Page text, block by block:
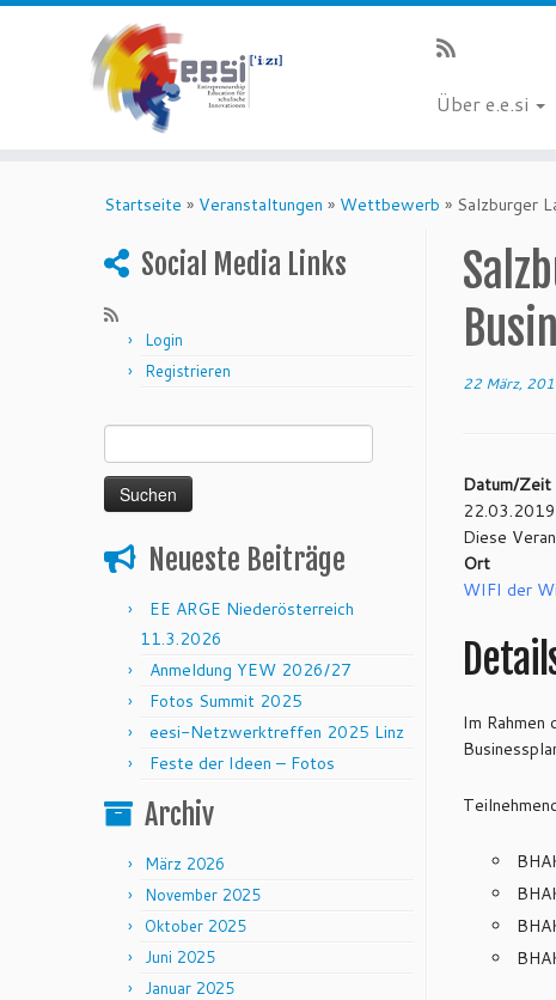
Über e.e.si
Startseite » Veranstaltungen » Wettbewerb » Salzburger
Social Media Links
Login
Registrieren
Neueste Beiträge
EE ARGE Niederösterreich
11.3.2026
Anmeldung YEW 2026/27
Fotos Summit 2025
eesi-Netzwerktreffen 2025 Linz
Feste der Ideen – Fotos
Archiv
März 2026
November 2025
Oktober 2025
Juni 2025
Januar 2025
22 März,
Datum/Zeit
Diese
Ort
WIFI der
Im